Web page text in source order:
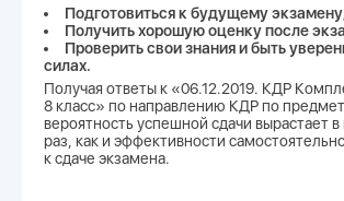
Подготовиться к будущему
Получить хорошую оценку после
Проверить свои знания и быть
силах.
Получая ответы к «06.12.2019. КДР
8 класс» по направлению КДР по
вероятность успешной сдачи вырастает в
раз, как и эффективности
к сдаче экзамена.